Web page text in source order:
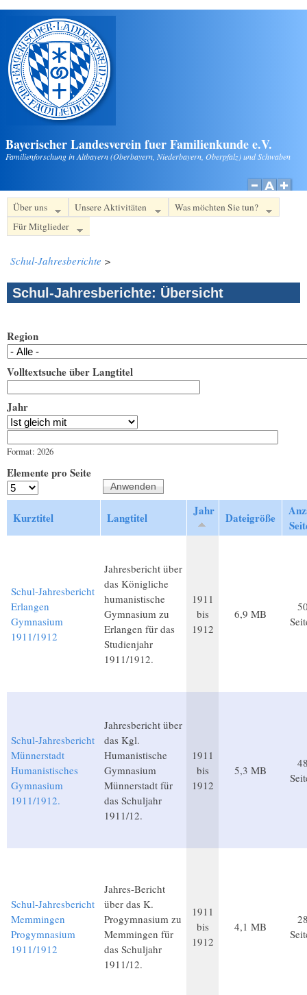
Direkt zum Inhalt
Bayerischer Landesverein fuer Familienkunde e.V.
Familienforschung in Altbayern (Oberbayern, Niederbayern, Oberpfalz) und Schwaben
Über uns Unsere Aktivitäten
Was möchten Sie tun?
Für Mitglieder
Schul-Jahresberichte >
Schul-Jahresberichte: Übersicht
Region
Volltextsuche über Langtitel
Jahr
Format: 2026
Elemente pro Seite
Kurztitel Langtitel Jahr Dateigröße
Schul-Jahresbericht
Erlangen
Gymnasium
1911/1912
Jahresbericht über
das Königliche
humanistische
Gymnasium zu
Erlangen für das
Studienjahr
1911/1912.
1911
bis
1912
6,9 MB
Schul-Jahresbericht
Münnerstadt
Humanistisches
Gymnasium
1911/1912.
Jahresbericht über
das Kgl.
Humanistische
Gymnasium
Münnerstadt für
das Schuljahr
1911/12.
1911
bis
1912
5,3 MB
Schul-Jahresbericht
Memmingen
Progymnasium
1911/1912
Jahres-Bericht
über das K.
Progymnasium zu
Memmingen für
das Schuljahr
1911/12.
1911
bis
1912
4,1 MB